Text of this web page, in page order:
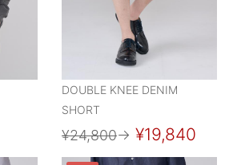
DOUBLE KNEE DENIM
SHORT
¥24,800→ ¥19,840